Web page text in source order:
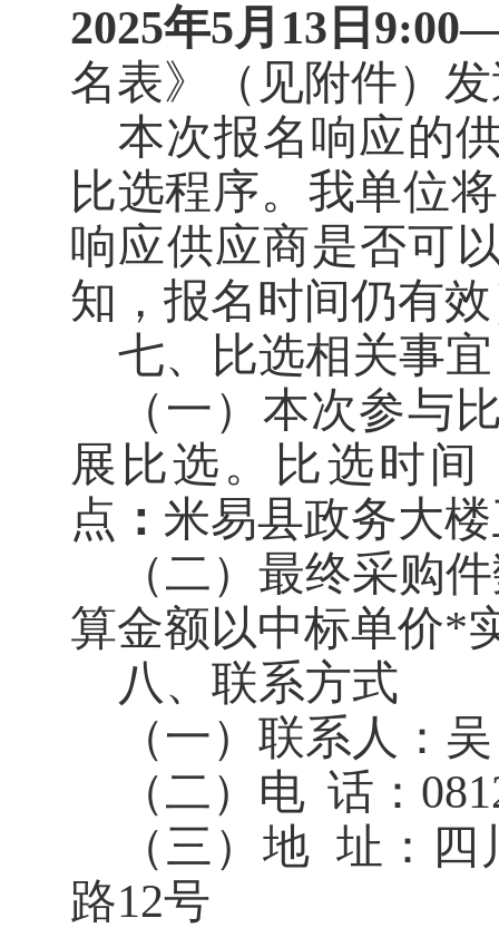
2025年5月 13 日
名表》（见附件）
本次报名响应的
比选程序。我单位
响应供应商是否可
知，报名时间仍有
七、比选相关事宜
（一）本次参与
展比选。比选时间
点 ： 米易县政务大
（二） 最终采购件
算金额以中标单价*
八、联系方式
（一） 联系人： 吴
（二） 电 话：
（三） 地 址：
路12号